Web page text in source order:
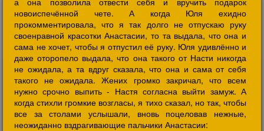
новоиспечённой чете. А когда Юля ехидно
прокомментировала, что я так долго не отпускаю руку
своенравной красотки Анастасии, то та выдала, что она и
сама не хочет, чтобы я отпустил её руку. Юля удивлённо и
даже оторопело выдала, что она такого от Насти никогда
не ожидала, а та вдруг сказала, что она и сама от себя
такого не ожидала. Жених громко закричал, что всем
нужно срочно выпить - Настя согласна выйти замуж. А
когда стихли громкие возгласы, я тихо сказал, но так, чтобы
все за столами услышали, вновь поцеловав нежные,
неожиданно вздрагивающие пальчики Анастасии: